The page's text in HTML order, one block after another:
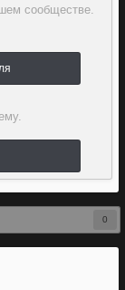
сообществе.
0